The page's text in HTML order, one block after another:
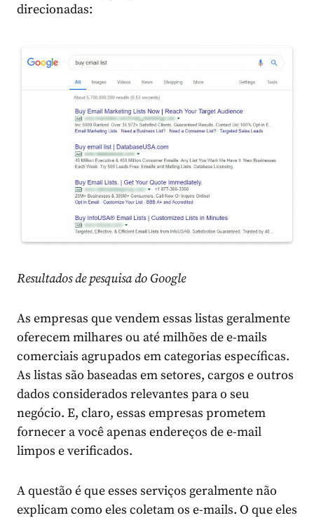
direcionadas:
Resultados de pesquisa do Google
As empresas que vendem essas listas geralmente
oferecem milhares ou até milhões de e-mails
comerciais agrupados em categorias específicas.
As listas são baseadas em setores, cargos e outros
dados considerados relevantes para o seu
negócio. E, claro, essas empresas prometem
fornecer a você apenas endereços de e-mail
limpos e verificados.
A questão é que esses serviços geralmente não
explicam como eles coletam os e-mails. O que eles